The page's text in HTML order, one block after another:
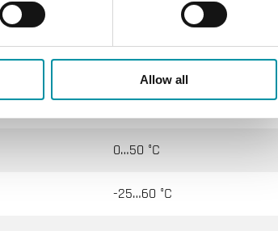
Allow all
IP30
10…90 % RH
0…50 °C
-25…60 °C